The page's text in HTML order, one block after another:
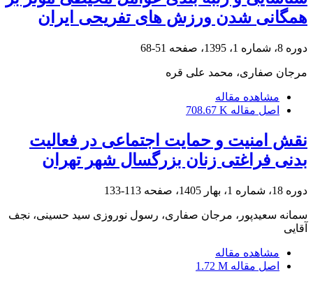
همگانی شدن ورزش های تفریحی ایران
دوره 8، شماره 1، 1395، صفحه 51-68
مرجان صفاری، محمد علی قره
مشاهده مقاله
اصل مقاله 708.67 K
نقش امنیت و حمایت اجتماعی در فعالیت
بدنی فراغتی زنان بزرگسال شهر تهران
دوره 18، شماره 1، بهار 1405، صفحه 113-133
سمانه سعیدپور، مرجان صفاری، رسول نوروزی سید حسینی، نجف
آقایی
مشاهده مقاله
اصل مقاله 1.72 M